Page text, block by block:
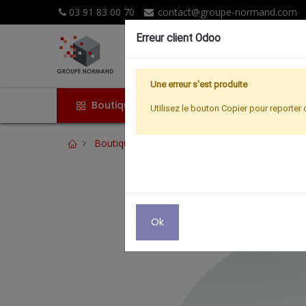
03 91 83 00 70 contact@groupe-normand.com
Boutique Accueil
Boutique
Erreur client Odoo
Une erreur s'est produite
Utilisez le bouton Copier pour reporter
Ok